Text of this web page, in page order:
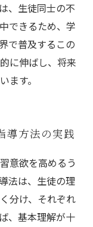
、生徒同士の不
できるため、学
で普及するこの
に伸ばし、将来
ます。
導方法の実践
意欲を高めるう
法は、生徒の理
分け、それぞれ
、基本理解が十